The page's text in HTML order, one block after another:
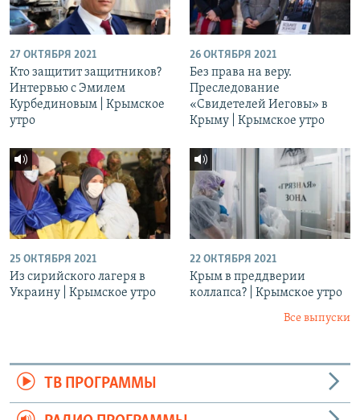
27 ОКТЯБРЯ 2021
Кто защитит защитников?
Интервью с Эмилем
Курбединовым | Крымское
утро
26 ОКТЯБРЯ 2021
Без права на веру.
Преследование
«Свидетелей Иеговы» в
Крыму | Крымское утро
25 ОКТЯБРЯ 2021
Из сирийского лагеря в
Украину | Крымское утро
22 ОКТЯБРЯ 2021
Крым в преддверии
коллапса? | Крымское утро
Все выпуски
ТВ ПРОГРАММЫ